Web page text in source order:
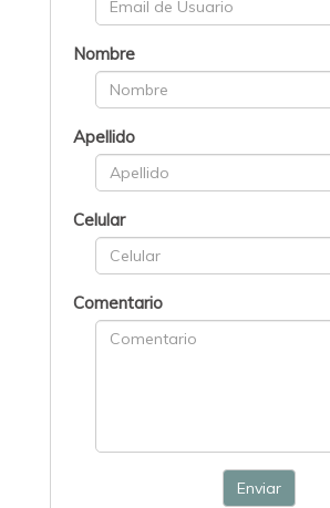
Nombre
Apellido
Celular
Comentario
Enviar